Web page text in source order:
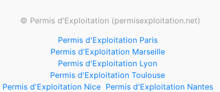
© Permis d'Exploitation (permisexploitation.net)
Permis d'Exploitation Paris
Permis d'Exploitation Marseille
Permis d'Exploitation Lyon
Permis d'Exploitation Toulouse
Permis d'Exploitation Nice Permis d'Exploitation Nantes